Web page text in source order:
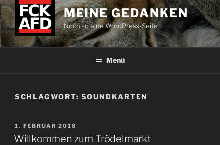
Inhalt
springen
MEINE GEDANKEN
Noch so eine WordPress-Seite
Menü
SCHLAGWORT: SOUNDKARTEN
VERÖFFENTLICHT
AM
1. FEBRUAR 2018
Willkommen zum Trödelmarkt